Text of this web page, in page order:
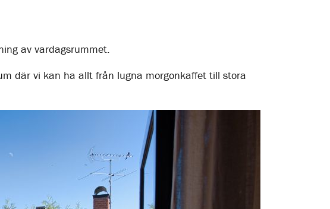
av vardagsrummet.
där vi kan ha allt från lugna morgonkaffet till stora